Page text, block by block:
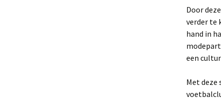
Door
verder te
hand in
een
Met deze